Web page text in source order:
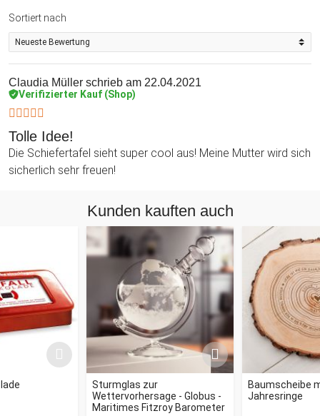
Sortiert nach
Claudia Müller schrieb am 22.04.2021
Verifizierter Kauf (Shop)
Tolle Idee!
Die Schiefertafel sieht super cool aus! Meine Mutter wird sich
sicherlich sehr freuen!
Kunden kauften auch
Sturmglas zur
Wettervorhersage - Globus -
Maritimes Fitzroy Barometer
Baumscheibe
Jahresringe